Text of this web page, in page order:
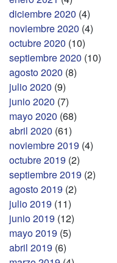
diciembre 2020 (4)
noviembre 2020 (4)
octubre 2020 (10)
septiembre 2020 (10)
agosto 2020 (8)
julio 2020 (9)
junio 2020 (7)
mayo 2020 (68)
abril 2020 (61)
noviembre 2019 (4)
octubre 2019 (2)
septiembre 2019 (2)
agosto 2019 (2)
julio 2019 (11)
junio 2019 (12)
mayo 2019 (5)
abril 2019 (6)